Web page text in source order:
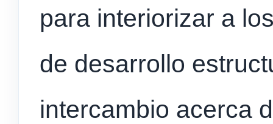
para interiorizar a
de desarrollo
intercambio acerca